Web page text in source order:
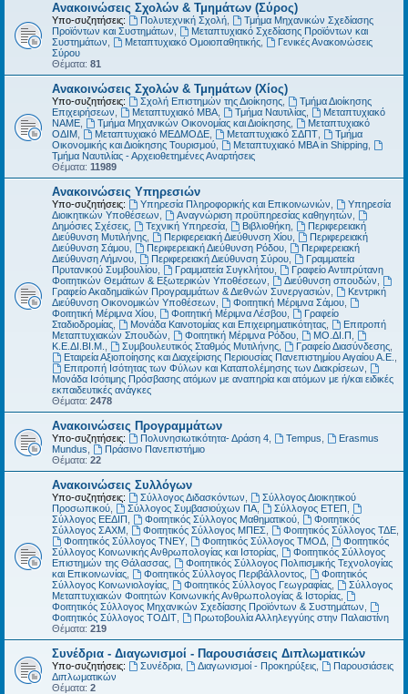
Ανακοινώσεις Σχολών & Τμημάτων (Σύρος)
Υπο-συζητήσεις: Πολυτεχνική Σχολή,
Τμήμα Μηχανικών Σχεδίασης
Προϊόντων και Συστημάτων
Μεταπτυχιακό Σχεδίασης Προϊόντων και
Συστημάτων
Μεταπτυχιακό Ομοιοπαθητικής,
Γενικές Ανακοινώσεις
Σύρου
Θέματα: 81
Ανακοινώσεις Σχολών & Τμημάτων (Χίος)
Υπο-συζητήσεις: Σχολή Επιστημών της Διοίκησης,
Τμήμα Διοίκησης
Επιχειρήσεων
Μεταπτυχιακό MBA, Τμήμα Ναυτιλίας,
Μεταπτυχιακό
ΝΑΜΕ
Τμήμα Μηχανικών Οικονομίας και Διοίκησης,
Μεταπτυχιακό
ΟΔΙΜ
Μεταπτυχιακό ΜΕΔΜΟΔΕ, Μεταπτυχιακό ΣΔΠΤ,
Τμήμα
Οικονομικής και Διοίκησης Τουρισμού
Μεταπτυχιακό MBA in Shipping,
Τμήμα Ναυτιλίας - Αρχειοθετημένες Αναρτήσεις
Θέματα: 11989
Ανακοινώσεις Υπηρεσιών
Υπο-συζητήσεις: Υπηρεσία Πληροφορικής και Επικοινωνιών
Υπηρεσία
Διοικητικών Υποθέσεων
Αναγνώριση προϋπηρεσίας καθηγητών
Δημόσιες Σχέσεις
Τεχνική Υπηρεσία, Βιβλιοθήκη,
Περιφερειακή
Διεύθυνση Μυτιλήνης
Περιφερειακή Διεύθυνση Χίου,
Περιφερειακή
Διεύθυνση Σάμου
Περιφερειακή Διεύθυνση Ρόδου,
Περιφερειακή
Διεύθυνση Λήμνου
Περιφερειακή Διεύθυνση Σύρου,
Γραμματεία
Πρυτανικού Συμβουλίου
Γραμματεία Συγκλήτου,
Γραφείο Αντιπρύτανη
Φοιτητικών Θεμάτων & Εξωτερικών Υποθέσεων
Διεύθυνση σπουδών
Γραφείο Ακαδημαϊκών Προγραμμάτων & Διεθνών Συνεργασιών
Κεντρική
Διεύθυνση Οικονομικών Υποθέσεων
Φοιτητική Μέριμνα Σάμου,
Φοιτητική Μέριμνα Χίου
Φοιτητική Μέριμνα Λέσβου,
Γραφείο
Σταδιοδρομίας
Μονάδα Καινοτομίας και Επιχειρηματικότητας,
Επιτροπή
Μεταπτυχιακών Σπουδών
Φοιτητική Μέριμνα Ρόδου, ΜΟ.ΔΙ.Π
Κ.Ε.ΔΙ.ΒΙ.Μ.
Συμβουλευτικός Σταθμός Μυτιλήνης, Γραφείο Διασύνδεσης,
Εταιρεία Αξιοποίησης και Διαχείρισης Περιουσίας Πανεπιστημίου Αιγαίου Α.Ε.
Επιτροπή Ισότητας των Φύλων και Καταπολέμησης των Διακρίσεων
Μονάδα Ισότιμης Πρόσβασης ατόμων με αναπηρία και ατόμων με ή/και ειδικές
εκπαιδευτικές ανάγκες
Θέματα: 2478
Ανακοινώσεις Προγραμμάτων
Υπο-συζητήσεις: Πολυνησιωτικότητα- Δράση 4, Tempus
Erasmus
Mundus
Πράσινο Πανεπιστήμιο
Θέματα: 22
Ανακοινώσεις Συλλόγων
Υπο-συζητήσεις: Σύλλογος Διδασκόντων
Σύλλογος Διοικητικού
Προσωπικού
Σύλλογος Συμβασιούχων ΠΑ, Σύλλογος ΕΤΕΠ
Σύλλογος ΕΕΔΙΠ
Φοιτητικός Σύλλογος Μαθηματικού,
Φοιτητικός
Σύλλογος ΣΑΧΜ
Φοιτητικός Σύλλογος ΜΠΕΣ Φοιτητικός Σύλλογος ΤΔΕ,
Φοιτητικός Σύλλογος ΤΝΕΥ, Φοιτητικός Σύλλογος ΤΜΟΔ,
Φοιτητικός
Σύλλογος Κοινωνικής Ανθρωπολογίας και Ιστορίας
Φοιτητικός Σύλλογος
Επιστημών της Θάλασσας
Φοιτητικός Σύλλογος Πολιτισμικής Τεχνολογίας
και Επικοινωνίας
Φοιτητικός Σύλλογος Περιβάλλοντος,
Φοιτητικός
Σύλλογος Κοινωνιολογίας
Φοιτητικός Σύλλογος Γεωγραφίας,
Σύλλογος
Μεταπτυχιακών Φοιτητών Κοινωνικής Ανθρωπολογίας & Ιστορίας
Φοιτητικός Σύλλογος Μηχανικών Σχεδίασης Προϊόντων & Συστημάτων
Φοιτητικός Σύλλογος ΤΟΔΙΤ
Πρωτοβουλία Αλληλεγγύης στην Παλαιστίνη
Θέματα: 219
Συνέδρια - Διαγωνισμοί - Παρουσιάσεις Διπλωματικών
Υπο-συζητήσεις: Συνέδρια, Διαγωνισμοί - Προκηρύξεις,
Παρουσιάσεις
Διπλωματικών
Θέματα: 2